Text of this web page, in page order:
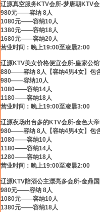
辽源真空服务KTV会所-梦唐朝KTV
980元——容纳 8人
1080元——容纳10人
1380元——容纳18人
1680元——容纳20人
营业时间：晚上19:00至凌晨2:00
辽源KTV美女价格便宜会所-皇家公
880——容纳 8人【容纳4男4女】包
980——容纳10人
1080——容纳14人
1180——容纳18人
营业时间：晚上19:00至凌晨3:00
辽源夜场出台多的KTV会所-金色大
980——容纳 8人【容纳4男4女】包
1080——容纳10人
1180——容纳14人
1280——容纳18人
营业时间：晚上19:00至凌晨2:00
辽源KTV陪酒公主漂亮多会所-金鼎
980元——容纳 8人
1080元——容纳10人
1380元——容纳18人